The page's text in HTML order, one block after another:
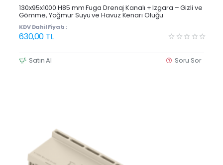
Yeni Ürün
130x95x1000 H85 mm Fuga Drenaj Kanalı + Izgara – Gizli ve
Gömme, Yağmur Suyu ve Havuz Kenarı Oluğu
KDV Dahil Fiyatı :
630,00 TL
Satın Al Soru Sor